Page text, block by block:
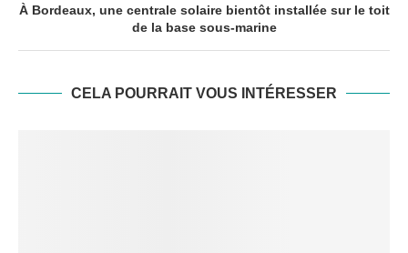
À Bordeaux, une centrale solaire bientôt installée sur le toit
de la base sous-marine
CELA POURRAIT VOUS INTÉRESSER